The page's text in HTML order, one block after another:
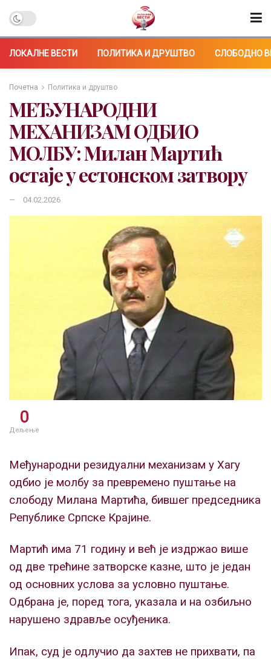
ЛОКАЛНЕ ВЕСТИ ПОЛИТИКА И ДРУШТВО СЛОБОДНО
Почетна Политика и друштво
МЕЂУНАРОДНИ
МЕХАНИЗАМ ОДБИО
МОЛБУ: Милан Мартић
остаје у естонском затвору
04.02.2026
0
Дељење
Међународни резидуални механизам у Хагу
одбио је молбу за превремено пуштање на
слободу Милана Мартића, бившег председника
Републике Српске Крајине.
Мартић има 71 годину и већ је издржао више
од две трећине затворске казне, што је један
од основних услова за условно пуштање.
Одбрана је, поред тога, указала и на озбиљно
нарушено здравље осуђеника.
Ипак, суд је одлучио да захтев не прихвати, па